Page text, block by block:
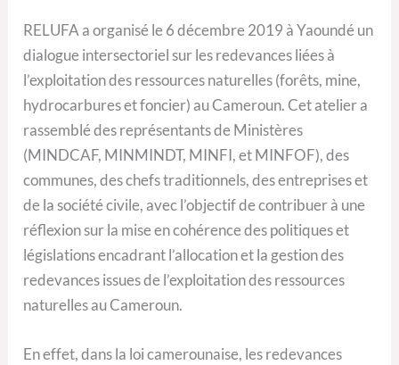
RELUFA a organisé le 6 décembre 2019 à Yaoundé un
dialogue intersectoriel sur les redevances liées à
l’exploitation des ressources naturelles (forêts, mine,
hydrocarbures et foncier) au Cameroun. Cet atelier a
rassemblé des représentants de Ministères
(MINDCAF, MINMINDT, MINFI, et MINFOF), des
communes, des chefs traditionnels, des entreprises et
de la société civile, avec l’objectif de contribuer à une
réflexion sur la mise en cohérence des politiques et
législations encadrant l’allocation et la gestion des
redevances issues de l’exploitation des ressources
naturelles au Cameroun.
En effet, dans la loi camerounaise, les redevances